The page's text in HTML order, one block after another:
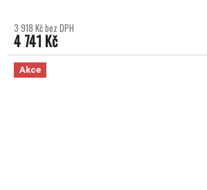
3 918 Kč bez DPH
4 741 Kč
Akce